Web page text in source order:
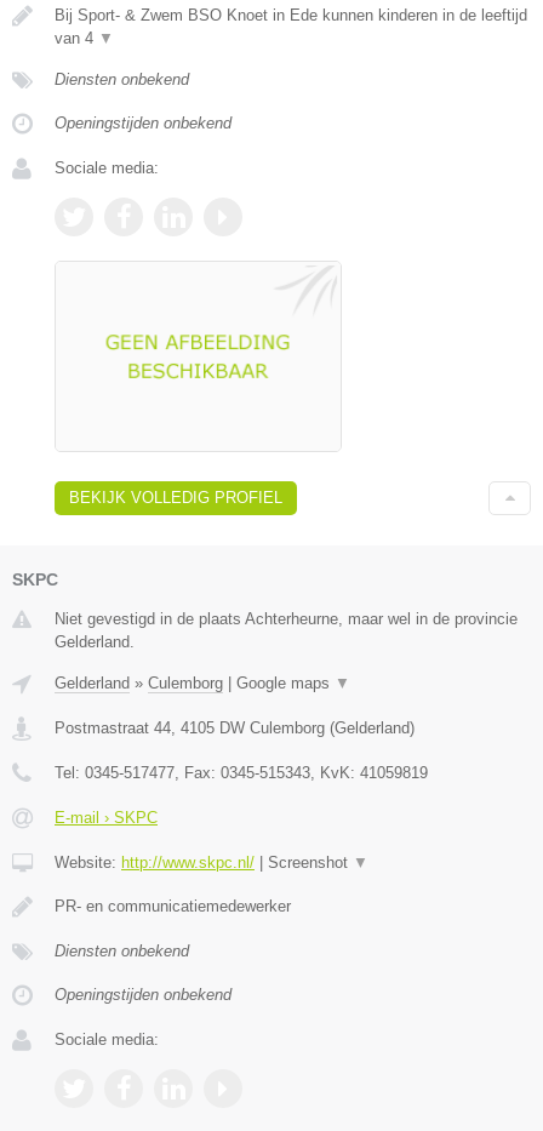
Bij Sport- & Zwem BSO Knoet in Ede kunnen kinderen in de leeftijd
van 4 ▼
Diensten onbekend
Openingstijden onbekend
Sociale media:
BEKIJK VOLLEDIG PROFIEL
SKPC
Niet gevestigd in de plaats Achterheurne, maar wel in de provincie
Gelderland.
Gelderland » Culemborg Google maps ▼
Postmastraat 44, 4105 DW Culemborg (Gelderland)
Tel: 0345-517477, Fax: 0345-515343, KvK: 41059819
E-mail › SKPC
Website: http://www.skpc.nl/ Screenshot ▼
PR- en communicatiemedewerker
Diensten onbekend
Openingstijden onbekend
Sociale media: